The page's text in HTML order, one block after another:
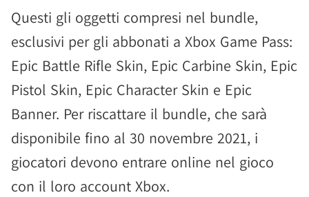
Questi gli oggetti compresi nel bundle,
esclusivi per gli abbonati a Xbox Game Pass:
Epic Battle Rifle Skin, Epic Carbine Skin, Epic
Pistol Skin, Epic Character Skin e Epic
Banner. Per riscattare il bundle, che sarà
disponibile fino al 30 novembre 2021, i
giocatori devono entrare online nel gioco
con il loro account Xbox.